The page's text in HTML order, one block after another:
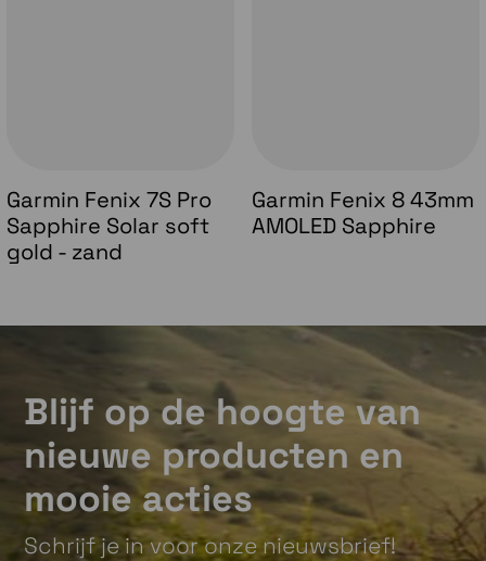
Garmin Fenix 7S Pro
Sapphire Solar soft
gold - zand
Garmin Fenix 8 43mm
AMOLED Sapphire
Blijf op de hoogte van
nieuwe producten en
mooie acties
Schrijf je in voor onze nieuwsbrief!